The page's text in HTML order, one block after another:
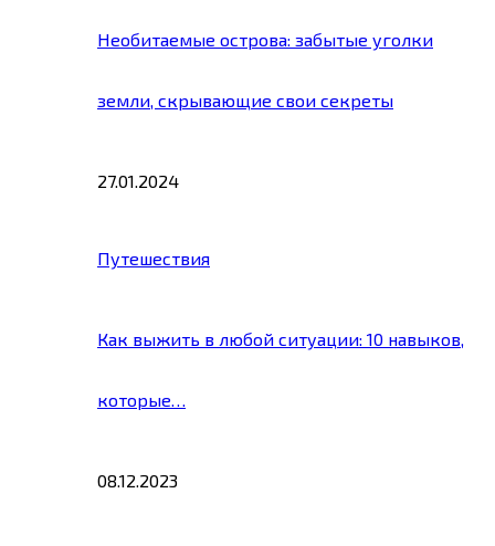
Необитаемые острова: забытые уголки
земли, скрывающие свои секреты
27.01.2024
Путешествия
Как выжить в любой ситуации: 10 навыков,
которые…
08.12.2023